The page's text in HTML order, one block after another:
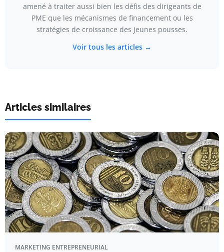
amené à traiter aussi bien les défis des dirigeants de
PME que les mécanismes de financement ou les
stratégies de croissance des jeunes pousses.
Voir tous les articles →
Articles similaires
MARKETING ENTREPRENEURIAL